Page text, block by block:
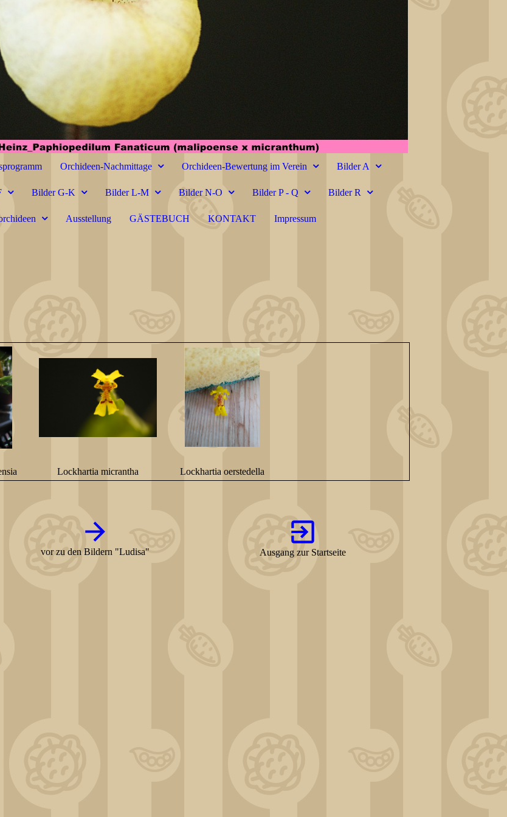
Orchideen-Nachmittage Orchideen-Bewertung im Verein Bilder A
Bilder G-K Bilder L-M Bilder N-O Bilder P - Q Bilder R
Ausstellung GÄSTEBUCH KONTAKT Impressum
Lockhartia micrantha Lockhartia oerstedella
vor zu den Bildern "Ludisa" Ausgang zur Startseite